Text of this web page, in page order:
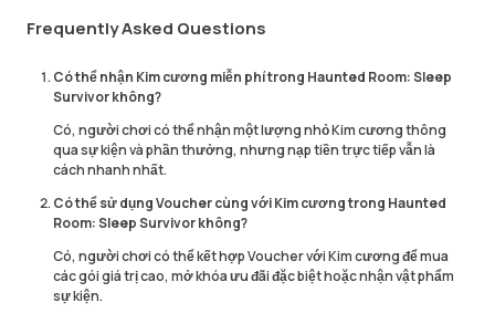
Frequently Asked Questions
Có thể nhận Kim cương miễn phí trong Haunted Room: Sleep
Survivor không?
Có, người chơi có thể nhận một lượng nhỏ Kim cương thông
qua sự kiện và phần thưởng, nhưng nạp tiền trực tiếp vẫn là
cách nhanh nhất.
Có thể sử dụng Voucher cùng với Kim cương trong Haunted
Room: Sleep Survivor không?
Có, người chơi có thể kết hợp Voucher với Kim cương để mua
các gói giá trị cao, mở khóa ưu đãi đặc biệt hoặc nhận vật phẩm
sự kiện.